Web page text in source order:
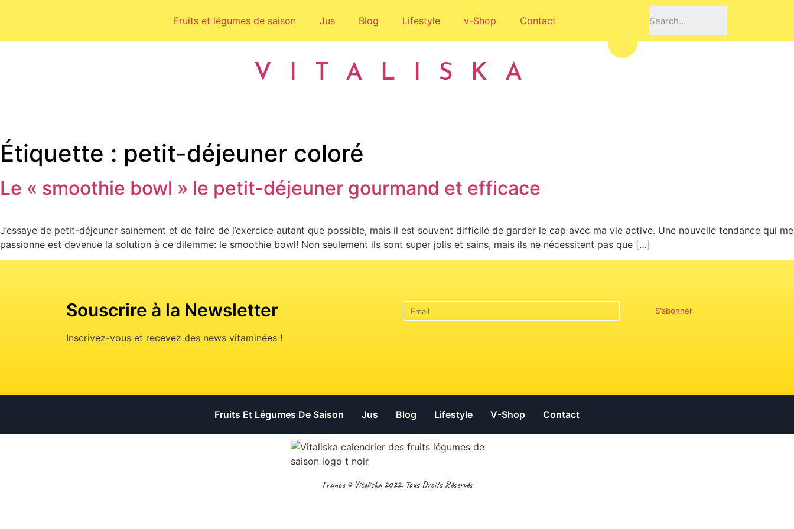
Fruits et légumes de saison Jus Blog Lifestyle v-Shop Contact
VITALISKA
Étiquette : petit-déjeuner coloré
Le « smoothie bowl » le petit-déjeuner gourmand et efficace
J’essaye de petit-déjeuner sainement et de faire de l’exercice autant que possible, mais il est souvent difficile de garder le cap avec ma vie active. Une nouvelle tendance qui me
passionne est devenue la solution à ce dilemme: le smoothie bowl! Non seulement ils sont super jolis et sains, mais ils ne nécessitent pas que […]
Souscrire à la Newsletter
Inscrivez-vous et recevez des news vitaminées !
S'abonner
Fruits Et Légumes De Saison Jus Blog Lifestyle V-Shop Contact
France © Vitaliska 2022. Tous Droits Réservés